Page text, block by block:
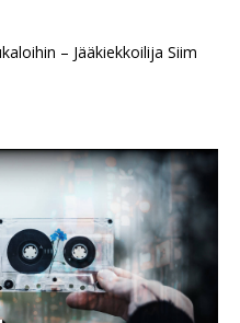
– Jääkiekkoilija Siim